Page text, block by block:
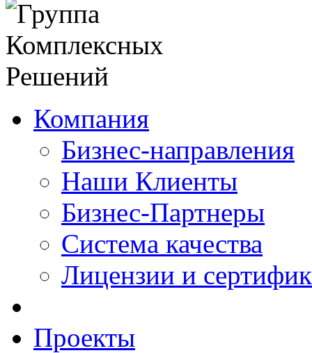
Компания
Бизнес-направления
Наши Клиенты
Бизнес-Партнеры
Система качества
Лицензии и
Проекты